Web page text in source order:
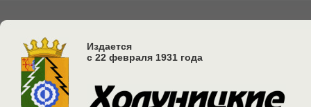
Издается
с 22 февраля 1931 года